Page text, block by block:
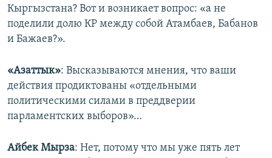
Кыргызстана? Вот и возникает вопрос: «а не
поделили долю КР между собой Атамбаев, Бабанов
и Бажаев?».
«Азаттык»: Высказываются мнения, что ваши
действия продиктованы «отдельными
политическими силами в преддверии
парламентских выборов»…
Айбек Мырза: Нет, потому что мы уже пять лет